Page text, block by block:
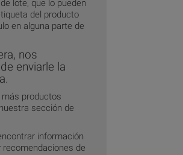
lote, que lo pueden
del producto
en alguna parte de
nos
enviarle la
productos
sección de
información
de